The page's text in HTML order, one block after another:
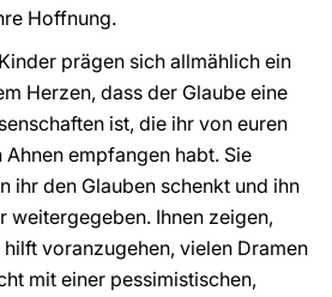
Hoffnung.
prägen sich allmählich ein
Herzen, dass der Glaube eine
ist, die ihr von euren
empfangen habt. Sie
ihr den Glauben schenkt und ihn
weitergegeben. Ihnen zeigen,
voranzugehen, vielen Dramen
mit einer pessimistischen,